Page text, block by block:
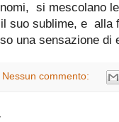
si mescolano
suo sublime, e
una sensazione di
Nessun commento: